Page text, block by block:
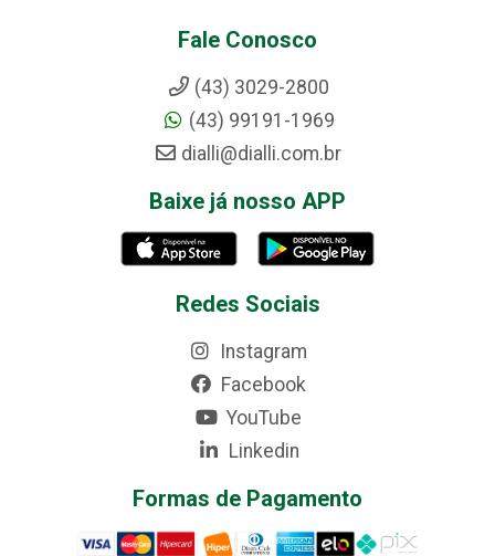
Fale Conosco
(43) 3029-2800
(43) 99191-1969
dialli@dialli.com.br
Baixe já nosso APP
Redes Sociais
Instagram
Facebook
YouTube
Linkedin
Formas de Pagamento